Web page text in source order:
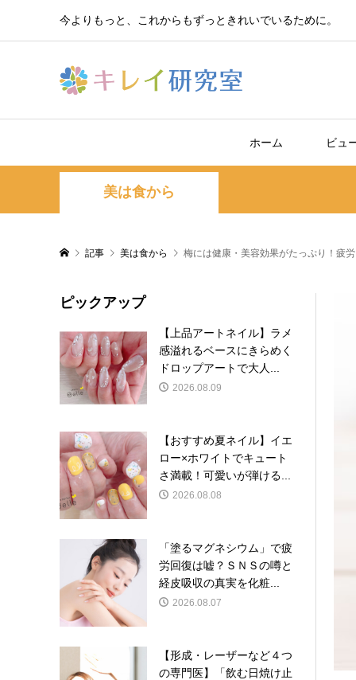
今よりもっと、これからもずっときれいでいるために。
ホーム ビュ
美は食から
記事 美は食から 梅には健康・美容効果がたっぷり！疲
ピックアップ
【上品アートネイル】ラメ
感溢れるベースにきらめく
ドロップアートで大人...
2026.08.09
【おすすめ夏ネイル】イエ
ロー×ホワイトでキュート
さ満載！可愛いが弾ける...
2026.08.08
「塗るマグネシウム」で疲
労回復は嘘？ＳＮＳの噂と
経皮吸収の真実を化粧...
2026.08.07
【形成・レーザーなど４つ
の専門医】「飲む日焼け止